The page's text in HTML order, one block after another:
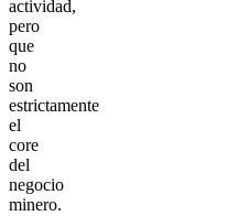
actividad,
pero
que
no
son
estrictamente
el
core
del
negocio
minero.